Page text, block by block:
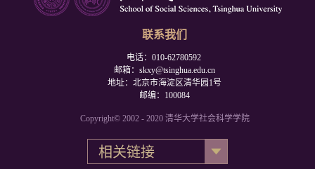
联系我们
电话：010-62780592
邮箱：skxy@tsinghua.edu.cn
地址：北京市海淀区清华园1号
邮编：100084
Copyright© 2002 - 2020 清华大学社会科学学院